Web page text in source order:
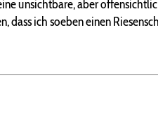
unsichtbare, aber
dass ich soeben einen